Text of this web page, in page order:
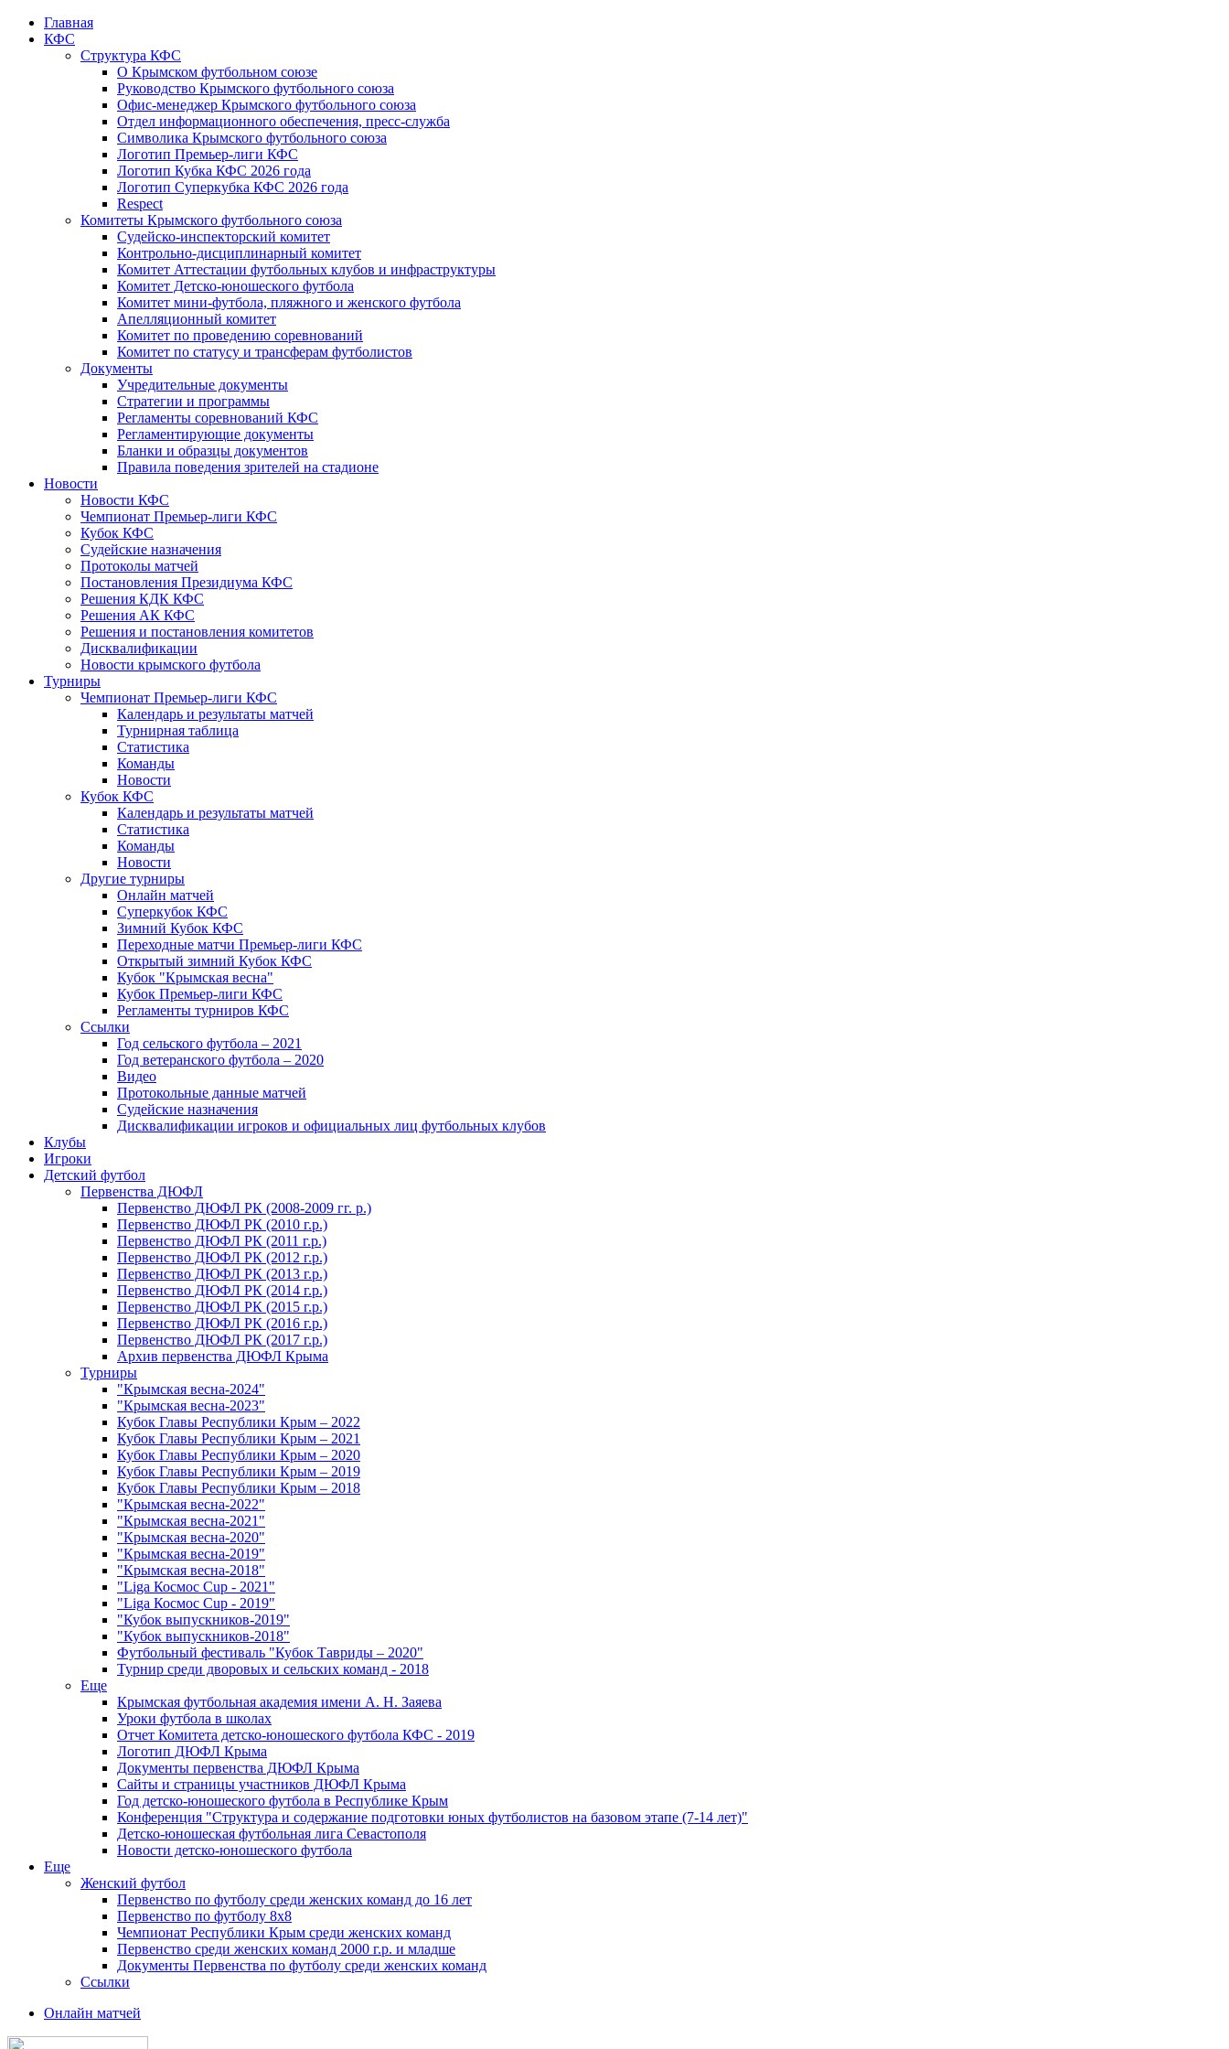
Главная
КФС
Структура КФС
О Крымском футбольном союзе
Руководство Крымского футбольного союза
Офис-менеджер Крымского футбольного союза
Отдел информационного обеспечения, пресс-служба
Символика Крымского футбольного союза
Логотип Премьер-лиги КФС
Логотип Кубка КФС 2026 года
Логотип Суперкубка КФС 2026 года
Respect
Комитеты Крымского футбольного союза
Судейско-инспекторский комитет
Контрольно-дисциплинарный комитет
Комитет Аттестации футбольных клубов и инфраструктуры
Комитет Детско-юношеского футбола
Комитет мини-футбола, пляжного и женского футбола
Апелляционный комитет
Комитет по проведению соревнований
Комитет по статусу и трансферам футболистов
Документы
Учредительные документы
Стратегии и программы
Регламенты соревнований КФС
Регламентирующие документы
Бланки и образцы документов
Правила поведения зрителей на стадионе
Новости
Новости КФС
Чемпионат Премьер-лиги КФС
Кубок КФС
Судейские назначения
Протоколы матчей
Постановления Президиума КФС
Решения КДК КФС
Решения АК КФС
Решения и постановления комитетов
Дисквалификации
Новости крымского футбола
Турниры
Чемпионат Премьер-лиги КФС
Календарь и результаты матчей
Турнирная таблица
Статистика
Команды
Новости
Кубок КФС
Календарь и результаты матчей
Статистика
Команды
Новости
Другие турниры
Онлайн матчей
Суперкубок КФС
Зимний Кубок КФС
Переходные матчи Премьер-лиги КФС
Открытый зимний Кубок КФС
Кубок "Крымская весна"
Кубок Премьер-лиги КФС
Регламенты турниров КФС
Ссылки
Год сельского футбола – 2021
Год ветеранского футбола – 2020
Видео
Протокольные данные матчей
Судейские назначения
Дисквалификации игроков и официальных лиц футбольных клубов
Клубы
Игроки
Детский футбол
Первенства ДЮФЛ
Первенство ДЮФЛ РК (2008-2009 гг. р.)
Первенство ДЮФЛ РК (2010 г.р.)
Первенство ДЮФЛ РК (2011 г.р.)
Первенство ДЮФЛ РК (2012 г.р.)
Первенство ДЮФЛ РК (2013 г.р.)
Первенство ДЮФЛ РК (2014 г.р.)
Первенство ДЮФЛ РК (2015 г.р.)
Первенство ДЮФЛ РК (2016 г.р.)
Первенство ДЮФЛ РК (2017 г.р.)
Архив первенства ДЮФЛ Крыма
Турниры
"Крымская весна-2024"
"Крымская весна-2023"
Кубок Главы Республики Крым – 2022
Кубок Главы Республики Крым – 2021
Кубок Главы Республики Крым – 2020
Кубок Главы Республики Крым – 2019
Кубок Главы Республики Крым – 2018
"Крымская весна-2022"
"Крымская весна-2021"
"Крымская весна-2020"
"Крымская весна-2019"
"Крымская весна-2018"
"Liga Космос Cup - 2021"
"Liga Космос Cup - 2019"
"Кубок выпускников-2019"
"Кубок выпускников-2018"
Футбольный фестиваль "Кубок Тавриды – 2020"
Турнир среди дворовых и сельских команд - 2018
Еще
Крымская футбольная академия имени А. Н. Заяева
Уроки футбола в школах
Отчет Комитета детско-юношеского футбола КФС - 2019
Логотип ДЮФЛ Крыма
Документы первенства ДЮФЛ Крыма
Сайты и страницы участников ДЮФЛ Крыма
Год детско-юношеского футбола в Республике Крым
Конференция "Структура и содержание подготовки юных футболистов на базовом этапе (7-14 лет)"
Детско-юношеская футбольная лига Севастополя
Новости детско-юношеского футбола
Еще
Женский футбол
Первенство по футболу среди женских команд до 16 лет
Первенство по футболу 8х8
Чемпионат Республики Крым среди женских команд
Первенство среди женских команд 2000 г.р. и младше
Документы Первенства по футболу среди женских команд
Ссылки
Онлайн матчей